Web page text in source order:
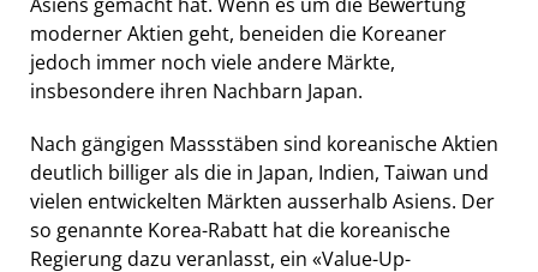
moderner Aktien geht, beneiden die Koreaner
jedoch immer noch viele andere Märkte,
insbesondere ihren Nachbarn Japan.
Nach gängigen Massstäben sind koreanische Aktien
deutlich billiger als die in Japan, Indien, Taiwan und
vielen entwickelten Märkten ausserhalb Asiens. Der
so genannte Korea-Rabatt hat die koreanische
Regierung dazu veranlasst, ein «Value-Up-